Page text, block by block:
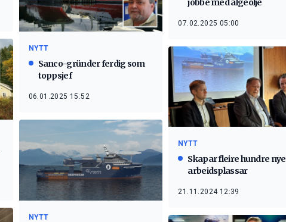
jobbe med algeolje
07.02.2025 05:00
NYTT
Sanco-gründer ferdig som
toppsjef
06.01.2025 15:52
NYTT
Skapar fleire hundre nye
arbeidsplassar
21.11.2024 12:39
NYTT